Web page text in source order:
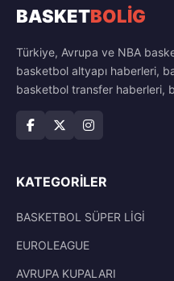
BASKETBOLİG
Türkiye, Avrupa ve NBA
basketbol altyapı haberleri,
basketbol transfer haberleri,
KATEGORILER
BASKETBOL SÜPER LİGİ
EUROLEAGUE
AVRUPA KUPALARI